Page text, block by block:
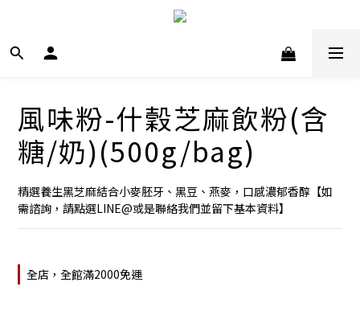
風味粉-什穀芝麻飲粉(含
糖/奶)(500g/bag)
精選養生黑芝麻結合小麥胚牙、黑豆、燕麥，口感濃郁香醇【如
需諮詢，請點選LINE@或是聯絡我們並留下基本資料】
全店，全館滿2000免運